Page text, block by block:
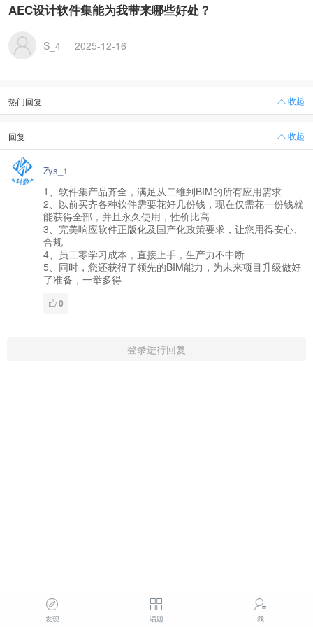
AEC设计软件集能为我带来哪些好处？
S_4 2025-12-16
热门回复 收起
回复 收起
Zys_1
1、软件集产品齐全，满足从二维到BIM的所有应用需求
2、以前买齐各种软件需要花好几份钱，现在仅需花一份钱就
能获得全部，并且永久使用，性价比高
3、完美响应软件正版化及国产化政策要求，让您用得安心、
合规
4、员工零学习成本，直接上手，生产力不中断
5、同时，您还获得了领先的BIM能力，为未来项目升级做好
了准备，一举多得
0
登录进行回复
发现 话题 我